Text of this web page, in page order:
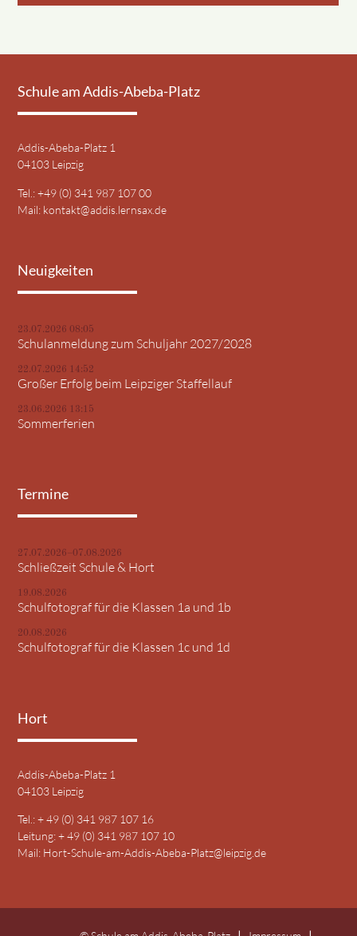
Schule am Addis-Abeba-Platz
Addis-Abeba-Platz 1
04103 Leipzig
Tel.: +49 (0) 341 987 107 00
Mail: kontakt@addis.lernsax.de
Neuigkeiten
23.07.2026 08:05
Schulanmeldung zum Schuljahr 2027/2028
22.07.2026 14:52
Großer Erfolg beim Leipziger Staffellauf
23.06.2026 13:15
Sommerferien
Termine
27.07.2026–07.08.2026
Schließzeit Schule & Hort
19.08.2026
Schulfotograf für die Klassen 1a und 1b
20.08.2026
Schulfotograf für die Klassen 1c und 1d
Hort
Addis-Abeba-Platz 1
04103 Leipzig
Tel.: + 49 (0) 341 987 107 16
Leitung: + 49 (0) 341 987 107 10
Mail: Hort-Schule-am-Addis-Abeba-Platz@leipzig.de